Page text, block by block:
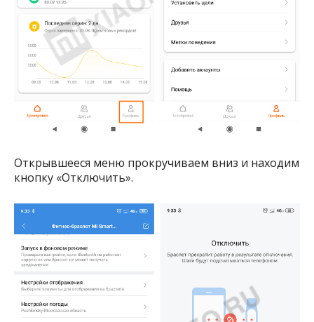
Открывшееся меню прокручиваем вниз и находим
кнопку «Отключить».